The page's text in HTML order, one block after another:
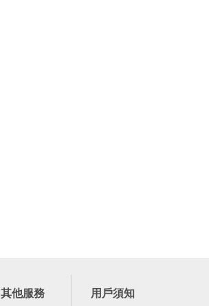
其他服務 用戶須知